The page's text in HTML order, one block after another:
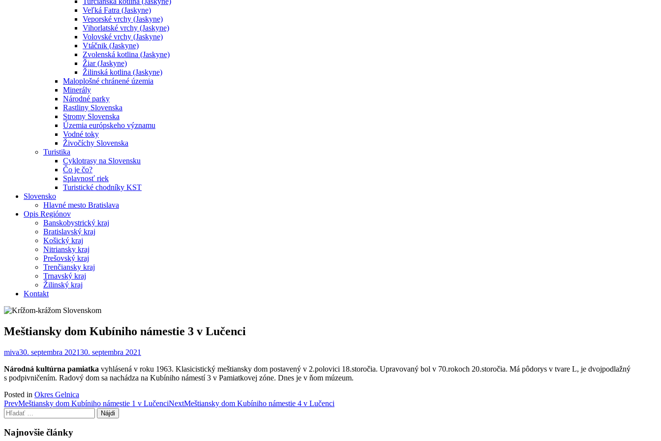
Veľká Fatra (Jaskyne)
Veporské vrchy (Jaskyne)
Vihorlatské vrchy (Jaskyne)
Volovské vrchy (Jaskyne)
Vtáčnik (Jaskyne)
Zvolenská kotlina (Jaskyne)
Žiar (Jaskyne)
Žilinská kotlina (Jaskyne)
Maloplošné chránené územia
Minerály
Národné parky
Rastliny Slovenska
Stromy Slovenska
Územia európskeho významu
Vodné toky
Živočíchy Slovenska
Turistika
Cyklotrasy na Slovensku
Čo je čo?
Splavnosť riek
Turistické chodníky KST
Slovensko
Hlavné mesto Bratislava
Opis Regiónov
Banskobystrický kraj
Bratislavský kraj
Košický kraj
Nitriansky kraj
Prešovský kraj
Trenčiansky kraj
Trnavský kraj
Žilinský kraj
Kontakt
Meštiansky dom Kubíniho námestie 3 v Lučenci
miva30. septembra 202130. septembra 2021
Národná kultúrna pamiatka vyhlásená v roku 1963. Klasicistický meštiansky dom postavený v 2.polovici 18.storočia. Upravovaný bol v 70.rokoch 20.storočia. Má pôdorys v tvare L, je dvojpodlažný
s podpivničením. Radový dom sa nachádza na Kubíniho námestí 3 v Pamiatkovej zóne. Dnes je v ňom múzeum.
Posted in Okres Gelnica
Post
navigation
PrevMeštiansky dom Kubíniho námestie 1 v LučenciNextMeštiansky dom Kubíniho námestie 4 v Lučenci
Hľadať:
Najnovšie články